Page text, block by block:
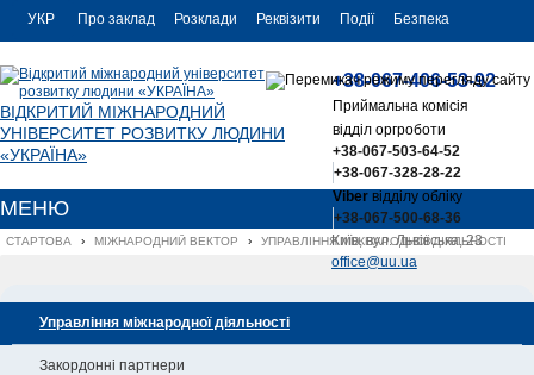
УКР
ENG
Про заклад Розклади Реквізити Події Безпека
ВІДКРИТИЙ МІЖНАРОДНИЙ
УНІВЕРСИТЕТ РОЗВИТКУ ЛЮДИНИ
«УКРАЇНА»
+38-067-406-53-92
Приймальна комісія
відділ оргроботи
+38-067-503-64-52
+38-067-328-28-22
Viberвідділу обліку
+38-067-500-68-36
Київ, вул. Львівська, 23
office@uu.ua
МЕНЮ
СТАРТОВА › МІЖНАРОДНИЙ ВЕКТОР › УПРАВЛІННЯ МІЖНАРОДНОЇ ДІЯЛЬНОСТІ
Управління міжнародної діяльності
Закордонні партнери